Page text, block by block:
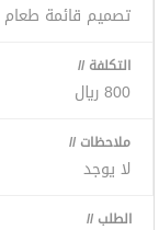
تصميم قائمة
800 ريال
لا يوجد